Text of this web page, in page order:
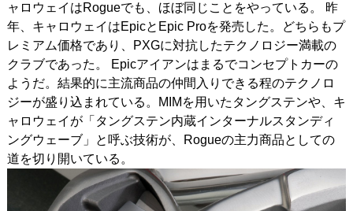
ャロウェイはRogueでも、ほぼ同じことをやっている。 昨
年、キャロウェイはEpicとEpic Proを発売した。どちらもプ
レミアム価格であり、PXGに対抗したテクノロジー満載の
クラブであった。 Epicアイアンはまるでコンセプトカーの
ようだ。結果的に主流商品の仲間入りできる程のテクノロ
ジーが盛り込まれている。MIMを用いたタングステンや、キ
ャロウェイが「タングステン内蔵インターナルスタンディ
ングウェーブ」と呼ぶ技術が、Rogueの主力商品としての
道を切り開いている。